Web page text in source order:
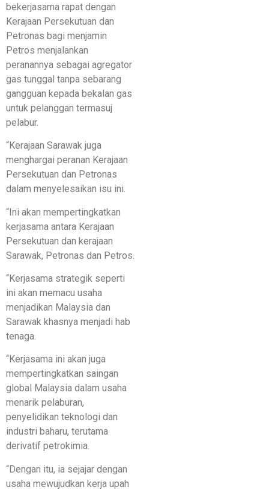
bekerjasama rapat dengan
Kerajaan Persekutuan dan
Petronas bagi menjamin
Petros menjalankan
peranannya sebagai agregator
gas tunggal tanpa sebarang
gangguan kepada bekalan gas
untuk pelanggan termasuj
pelabur.
“Kerajaan Sarawak juga
menghargai peranan Kerajaan
Persekutuan dan Petronas
dalam menyelesaikan isu ini.
“Ini akan mempertingkatkan
kerjasama antara Kerajaan
Persekutuan dan kerajaan
Sarawak, Petronas dan Petros.
“Kerjasama strategik seperti
ini akan memacu usaha
menjadikan Malaysia dan
Sarawak khasnya menjadi hab
tenaga.
“Kerjasama ini akan juga
mempertingkatkan saingan
global Malaysia dalam usaha
menarik pelaburan,
penyelidikan teknologi dan
industri baharu, terutama
derivatif petrokimia.
“Dengan itu, ia sejajar dengan
usaha mewujudkan kerja upah